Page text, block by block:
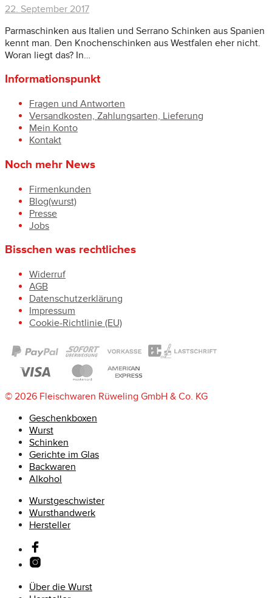
22. September 2017
Parmaschinken aus Italien und Serrano Schinken aus Spanien
kennt man. Den Knochenschinken aus Westfalen eher nicht.
Woran liegt das? In…
Informationspunkt
Fragen und Antworten
Versandkosten, Zahlungsarten, Lieferung
Mein Konto
Kontakt
Noch mehr News
Firmenkunden
Blog(wurst)
Presse
Jobs
Bisschen was rechtliches
Widerruf
AGB
Datenschutzerklärung
Impressum
Cookie-Richtlinie (EU)
© 2026 Fleischwaren Rüweling GmbH & Co. KG
Geschenkboxen
Wurst
Schinken
Gerichte im Glas
Backwaren
Alkohol
Wurstgeschwister
Wursthandwerk
Hersteller
Über die Wurst